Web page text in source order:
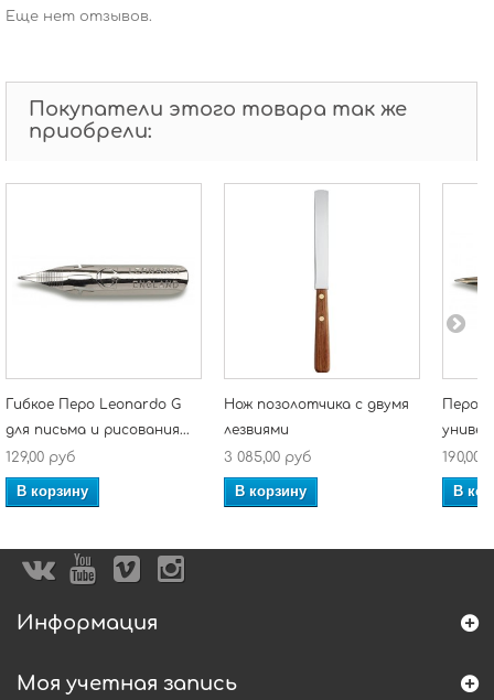
Еще нет отзывов.
Покупатели этого товара так же
приобрели:
Гибкое Перо Leonardo G
для письма и рисования...
129,00 руб
В корзину
Нож позолотчика с двумя
лезвиями
3 085,00 руб
В корзину
Перо
190,00
В
Информация
Моя учетная запись